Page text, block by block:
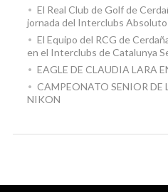
El Real Club de Golf de
jornada del Interclubs
El Equipo del RCG de
en el Interclubs de Catalunya
EAGLE DE CLAUDIA LARA
CAMPEONATO SENIOR DE
NIKON